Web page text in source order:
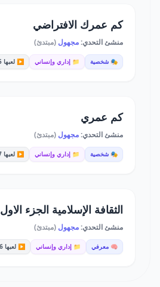
كم عمرك الافتراضي
منشئ التحدي:مجهول (مبتدئ)
🎭 شخصية 📁 إداري وإنساني ▶️ لعبها 5
كم عمري
منشئ التحدي:مجهول (مبتدئ)
🎭 شخصية 📁 إداري وإنساني ▶️ لعبها 17
الثقافة الإسلامية الجزء الاول
منشئ التحدي:مجهول (مبتدئ)
🧠 معرفي 📁 إداري وإنساني ▶️ لعبها 2,136